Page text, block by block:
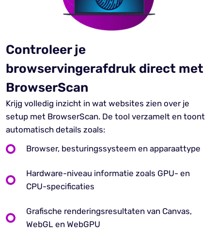
Controleer je
browservingerafdruk direct met
BrowserScan
Krijg volledig inzicht in wat websites zien over je
setup met BrowserScan. De tool verzamelt en toont
automatisch details zoals:
Browser, besturingssysteem en apparaattype
Hardware-niveau informatie zoals GPU- en
CPU-specificaties
Grafische renderingsresultaten van Canvas,
WebGL en WebGPU